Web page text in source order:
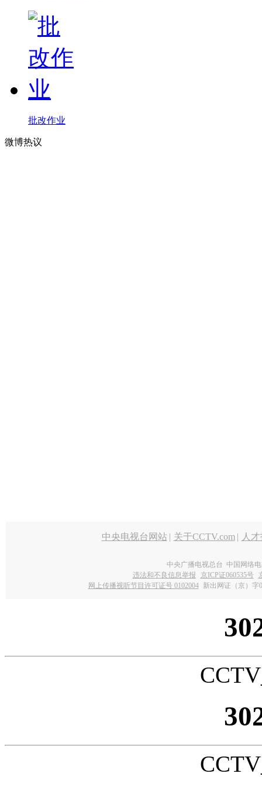
批改作业
微博热议
中央电视台网站 | 关于CCTV.com | 人
中央广播电视总台 中国网络
违法和不良信息举报
京ICP证060535号
网上传播视听节目许可证号 0102004 新出网证（京）